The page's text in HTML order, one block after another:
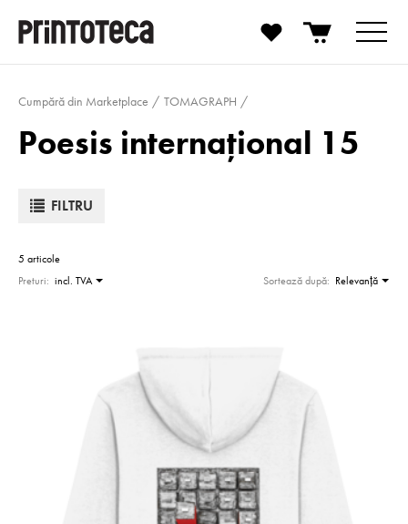
Cumpără din Marketplace TOMAGRAPH
Poesis internațional 15
FILTRU
5 articole
Preturi: incl. TVA Sortează după: Relevanţă